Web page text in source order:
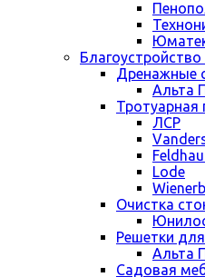
Благоустройство
Дренажные
Альта
Тротуарная
ЛСР
Lode
Очистка
Решетки
Альта
Садовая